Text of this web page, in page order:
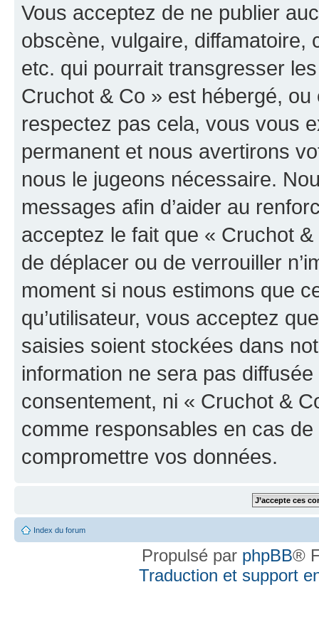
Vous acceptez de ne publier
obscène, vulgaire, diffamatoire,
etc. qui pourrait transgresser
Cruchot & Co » est hébergé,
respectez pas cela, vous vous
permanent et nous avertirons
nous le jugeons nécessaire.
messages afin d’aider au
acceptez le fait que « Cruchot
de déplacer ou de verrouiller
moment si nous estimons que
qu’utilisateur, vous acceptez
saisies soient stockées dans
information ne sera pas
consentement, ni « Cruchot &
comme responsables en cas
compromettre vos données.
Index du forum
Propulsé par phpBB®
Traduction et support